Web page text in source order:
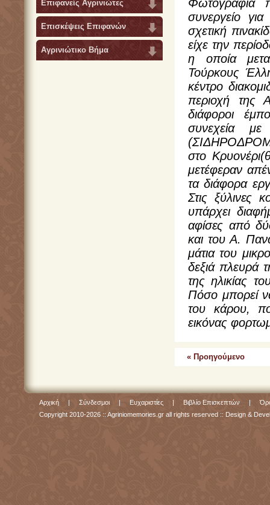
Επιφανείς Αγρινιώτες
Επισκέψεις Επιφανών
Αγρινιώτικο Βήμα
Φωτογραφία
συνεργείο
σχετική
είχε την
η οποία
Τούρκους
κέντρο
περιοχή της
διάφοροι
συνεχεία
στο
μετέφεραν
τα διάφορα
Στις ξύλινες
υπάρχει
αφίσες από
και του Α.
μάτια του
δεξιά πλευρά
της ηλικίας
Πόσο μπορεί
του κάρου,
εικόνας
« Προηγούμενο
Αρχική | Σύνδεσμοι | Ευχαριστίες | Βιβλίο Επισκεπτών |
Copyright 2010-2026 :: Agriniomemories.gr all rights reserved :: Design &